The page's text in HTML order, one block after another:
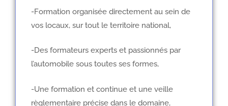
-Formation organisée directement au sein de
vos locaux, sur tout le territoire national,
-Des formateurs experts et passionnés par
l’automobile sous toutes ses formes,
-Une formation et continue et une veille
règlementaire précise dans le domaine,